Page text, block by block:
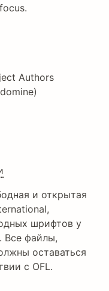
Authors
и открытая
шрифтов у
Все файлы,
оставаться
с OFL.